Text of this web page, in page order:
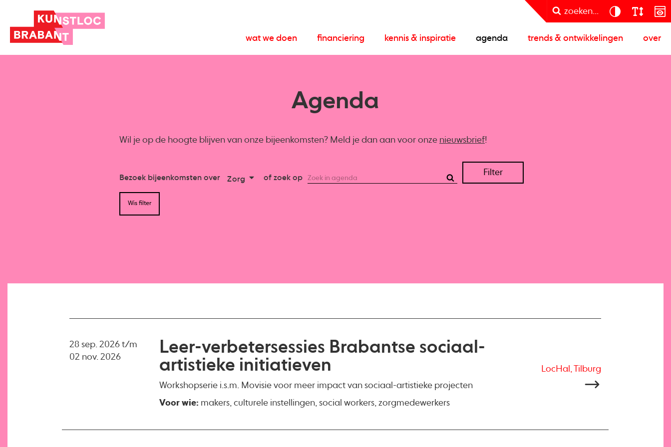
zoeken...
wat we doen financiering kennis & inspiratie agenda trends & ontwikkelingen over
Agenda
Wil je op de hoogte blijven van onze bijeenkomsten? Meld je dan aan voor onze nieuwsbrief!
Bezoek bijeenkomsten over Zorg of zoek op
Filter
Wis filter
Leer-verbetersessies Brabantse sociaal-
artistieke initiatieven
Workshopserie i.s.m. Movisie voor meer impact van sociaal-artistieke projecten
Voor wie: makers, culturele instellingen, social workers, zorgmedewerkers
28 sep. 2026 t/m
02 nov. 2026
LocHal, Tilburg